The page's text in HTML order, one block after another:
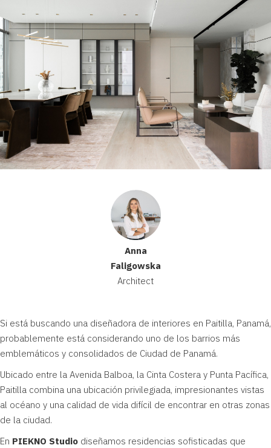
Anna
Faligowska
Architect
Si está buscando una diseñadora de interiores en Paitilla, Panamá,
probablemente está considerando uno de los barrios más
emblemáticos y consolidados de Ciudad de Panamá.
Ubicado entre la Avenida Balboa, la Cinta Costera y Punta Pacífica,
Paitilla combina una ubicación privilegiada, impresionantes vistas
al océano y una calidad de vida difícil de encontrar en otras zonas
de la ciudad.
En PIEKNO Studio diseñamos residencias sofisticadas que